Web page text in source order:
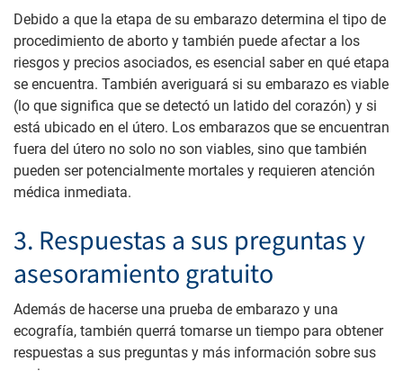
Debido a que la etapa de su embarazo determina el tipo de
procedimiento de aborto y también puede afectar a los
riesgos y precios asociados, es esencial saber en qué etapa
se encuentra. También averiguará si su embarazo es viable
(lo que significa que se detectó un latido del corazón) y si
está ubicado en el útero. Los embarazos que se encuentran
fuera del útero no solo no son viables, sino que también
pueden ser potencialmente mortales y requieren atención
médica inmediata.
3. Respuestas a sus preguntas y
asesoramiento gratuito
Además de hacerse una prueba de embarazo y una
ecografía, también querrá tomarse un tiempo para obtener
respuestas a sus preguntas y más información sobre sus